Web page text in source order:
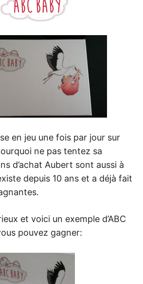
en jeu une fois par jour sur
ne pas tentez sa
d’achat Aubert sont aussi à
depuis 10 ans et a déjà fait
et voici un exemple d’ABC
pouvez gagner: